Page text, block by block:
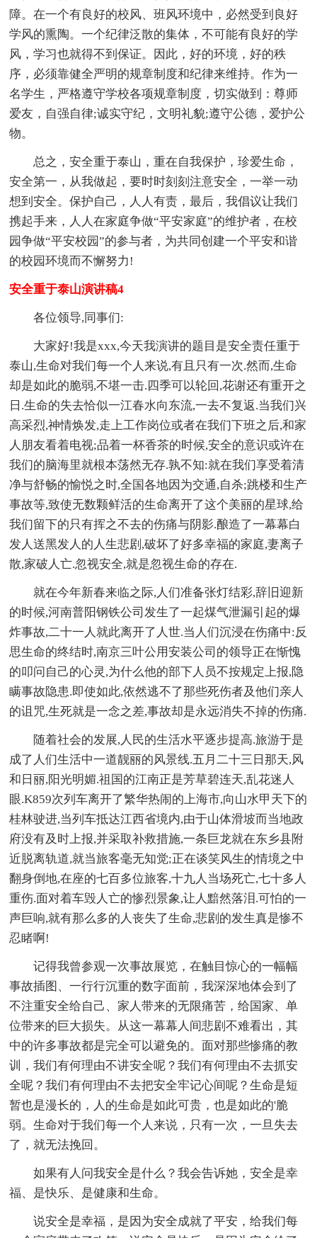
障。在一个有良好的校风、班风环境中，必然受到良好
学风的熏陶。一个纪律泛散的集体，不可能有良好的学
风，学习也就得不到保证。因此，好的环境，好的秩
序，必须靠健全严明的规章制度和纪律来维持。作为一
名学生，严格遵守学校各项规章制度，切实做到：尊师
爱友，自强自律;诚实守纪，文明礼貌;遵守公德，爱护公
物。
总之，安全重于泰山，重在自我保护，珍爱生命，
安全第一，从我做起，要时时刻刻注意安全，一举一动
想到安全。保护自己，人人有责，最后，我倡议让我们
携起手来，人人在家庭争做“平安家庭”的维护者，在校
园争做“平安校园”的参与者，为共同创建一个平安和谐
的校园环境而不懈努力!
安全重于泰山演讲稿4
各位领导,同事们:
大家好!我是xxx,今天我演讲的题目是安全责任重于
泰山,生命对我们每一个人来说,有且只有一次.然而,生命
却是如此的脆弱,不堪一击.四季可以轮回,花谢还有重开之
日.生命的失去恰似一江春水向东流,一去不复返.当我们兴
高采烈,神情焕发,走上工作岗位或者在我们下班之后,和家
人朋友看着电视;品着一杯香茶的时候,安全的意识或许在
我们的脑海里就根本荡然无存.孰不知:就在我们享受着清
净与舒畅的愉悦之时,全国各地因为交通,自杀;跳楼和生产
事故等,致使无数颗鲜活的生命离开了这个美丽的星球,给
我们留下的只有挥之不去的伤痛与阴影.酿造了一幕幕白
发人送黑发人的人生悲剧,破坏了好多幸福的家庭,妻离子
散,家破人亡.忽视安全,就是忽视生命的存在.
就在今年新春来临之际,人们准备张灯结彩,辞旧迎新
的时候,河南普阳钢铁公司发生了一起煤气泄漏引起的爆
炸事故,二十一人就此离开了人世.当人们沉浸在伤痛中:反
思生命的终结时,南京三叶公用安装公司的领导正在惭愧
的叩问自己的心灵,为什么他的部下人员不按规定上报,隐
瞒事故隐患.即使如此,依然逃不了那些死伤者及他们亲人
的诅咒,生死就是一念之差,事故却是永远消失不掉的伤痛.
随着社会的发展,人民的生活水平逐步提高.旅游于是
成了人们生活中一道靓丽的风景线.五月二十三日那天,风
和日丽,阳光明媚.祖国的江南正是芳草碧连天,乱花迷人
眼.K859次列车离开了繁华热闹的上海市,向山水甲天下的
桂林驶进,当列车抵达江西省境内,由于山体滑坡而当地政
府没有及时上报,并采取补救措施,一条巨龙就在东乡县附
近脱离轨道,就当旅客毫无知觉;正在谈笑风生的情境之中
翻身倒地,在座的七百多位旅客,十九人当场死亡,七十多人
重伤.面对着车毁人亡的惨烈景象,让人黯然落泪.可怕的一
声巨响,就有那么多的人丧失了生命,悲剧的发生真是惨不
忍睹啊!
记得我曾参观一次事故展览，在触目惊心的一幅幅
事故插图、一行行沉重的数字面前，我深深地体会到了
不注重安全给自己、家人带来的无限痛苦，给国家、单
位带来的巨大损失。从这一幕幕人间悲剧不难看出，其
中的许多事故都是完全可以避免的。面对那些惨痛的教
训，我们有何理由不讲安全呢？我们有何理由不去抓安
全呢？我们有何理由不去把安全牢记心间呢？生命是短
暂也是漫长的，人的生命是如此可贵，也是如此的'脆
弱。生命对于我们每一个人来说，只有一次，一旦失去
了，就无法挽回。
如果有人问我安全是什么？我会告诉她，安全是幸
福、是快乐、是健康和生命。
说安全是幸福，是因为安全成就了平安，给我们每